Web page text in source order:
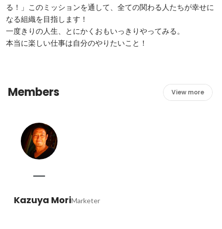
る！」このミッションを通して、全ての関わる人たちが幸せに
なる組織を目指します！
一度きりの人生、とにかくおもいっきりやってみる。
本当に楽しい仕事は自分のやりたいこと！
Members View more
Kazuya MoriMarketer